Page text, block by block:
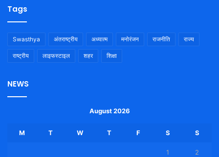
Tags
Swasthya अंतराष्ट्रीय अध्यात्म मनोरंजन राजनीति राज्य
राष्ट्रीय लाइफस्टाइल शहर शिक्षा
NEWS
August 2026
M T W T F S S
1 2